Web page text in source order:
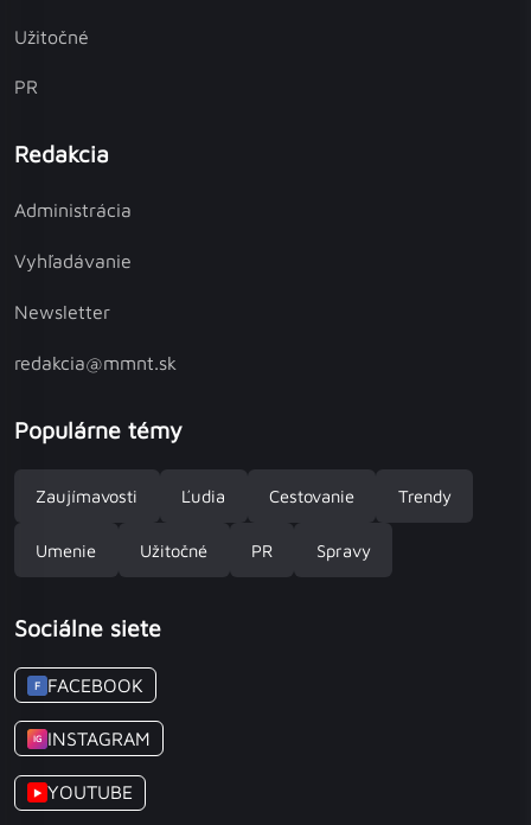
Užitočné
PR
Redakcia
Administrácia
Vyhľadávanie
Newsletter
redakcia@mmnt.sk
Populárne témy
Zaujímavosti Ľudia Cestovanie Trendy
Umenie Užitočné PR Spravy
Sociálne siete
F FACEBOOK
IG INSTAGRAM
▶ YOUTUBE